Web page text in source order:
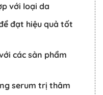
với loại da
đạt hiệu quả tốt
các sản phẩm
serum trị thâm